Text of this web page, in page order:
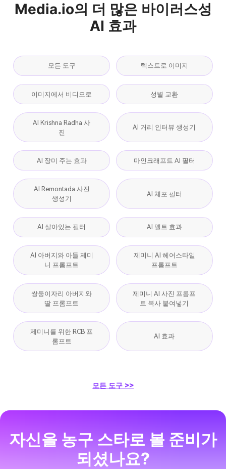
Media.io의 더 많은 바이러스성
AI 효과
모든 도구 텍스트로 이미지
이미지에서 비디오로 성별 교환
AI Krishna Radha 사
진
AI 거리 인터뷰 생성기
AI 장미 주는 효과 마인크래프트 AI 필터
AI Remontada 사진
생성기
AI 체포 필터
AI 살아있는 필터 AI 멜트 효과
AI 아버지와 아들 제미
니 프롬프트
제미니 AI 헤어스타일
프롬프트
쌍둥이자리 아버지와
딸 프롬프트
제미니 AI 사진 프롬프
트 복사 붙여넣기
제미니를 위한 RCB 프
롬프트
AI 효과
모든 도구 >>
자신을 농구 스타로 볼 준비가
되셨나요?